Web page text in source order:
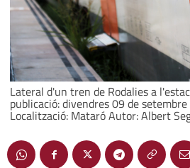
Lateral d'un tren de Rodalies a
publicació: divendres 09 de
Localització: Mataró Autor: Albert